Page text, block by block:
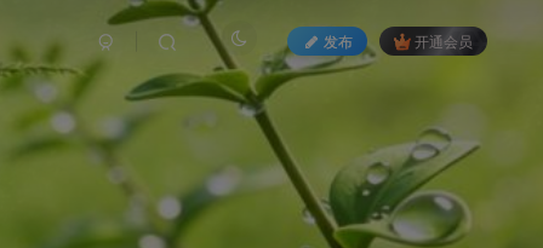
发布 开通会员